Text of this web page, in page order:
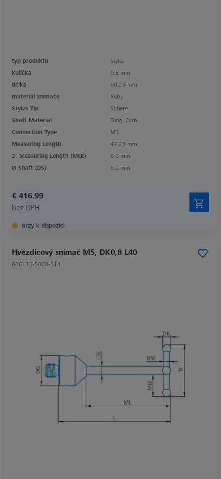
typ produktu
Stylus
kulička
0.5 mm
délka
60.25 mm
materiál snímače
Ruby
Stylus Tip
Sphere
Shaft Material
Tung. Carb.
Connection Type
M5
Measuring Length
47.25 mm
2. Measuring Length (MLE)
6.0 mm
Ø Shaft (DS)
6.0 mm
€ 416.99
bez DPH
Brzy k dispozici
Hvězdicový snímač M5, DK0,8 L40
626115-5000-314